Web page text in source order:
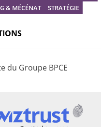
& MÉCÉNAT
STRATÉGIE
du Groupe BPCE